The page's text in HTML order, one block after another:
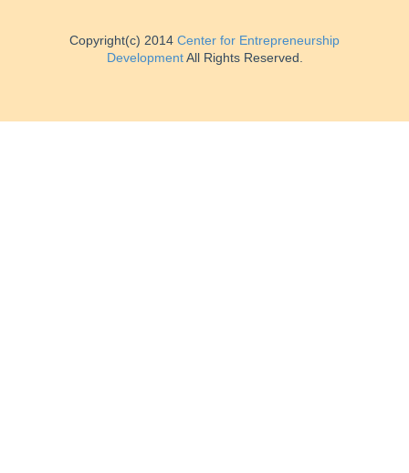
Copyright(c) 2014 Center for Entrepreneurship
DevelopmentAll Rights Reserved.